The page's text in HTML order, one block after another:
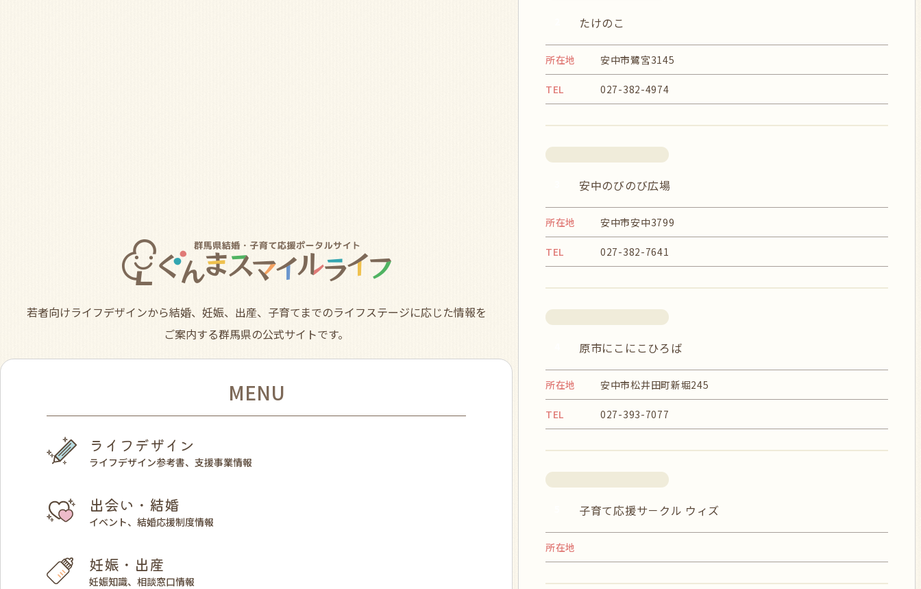
若者向けライフデザインから結婚、妊娠、出産、子育てまでのライフステージに応じた情報を
ご案内する群馬県の公式サイトです。
MENU
ライフデザイン
ライフデザイン参考書、支援事業情報
出会い・結婚
イベント、結婚応援制度情報
妊娠・出産
妊娠知識、相談窓口情報
たけのこ
所在地 安中市鷺宮3145
TEL 027-382-4974
安中のびのび広場
所在地 安中市安中3799
TEL 027-382-7641
原市にこにこひろば
所在地 安中市松井田町新堀245
TEL 027-393-7077
子育て応援サ－クル ウィズ
所在地